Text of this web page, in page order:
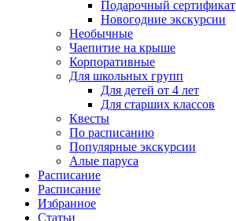
Подарочный сертификат
Новогодние экскурсии
Необычные
Чаепитие на крыше
Корпоративные
Для школьных групп
Для детей от 4 лет
Для старших классов
Квесты
По расписанию
Популярные экскурсии
Алые паруса
Расписание
Расписание
Избранное
Статьи